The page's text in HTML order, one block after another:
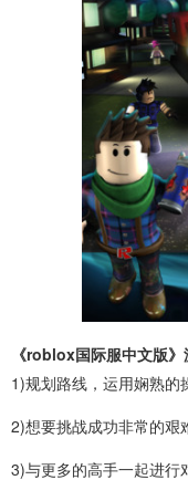
《roblox国际服中文版》
1)规划路线，运用娴熟的
2)想要挑战成功非常的艰
3)与更多的高手一起进行